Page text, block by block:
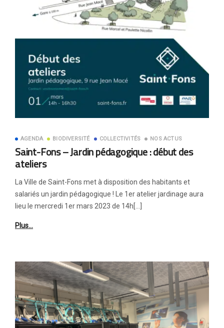
AGENDA BIODIVERSITÉ COLLECTIVITÉS NOS ACTUS
Saint-Fons – Jardin pédagogique : début des
ateliers
La Ville de Saint-Fons met à disposition des habitants et
salariés un jardin pédagogique ! Le 1er atelier jardinage aura
lieu le mercredi 1er mars 2023 de 14h[…]
Plus…